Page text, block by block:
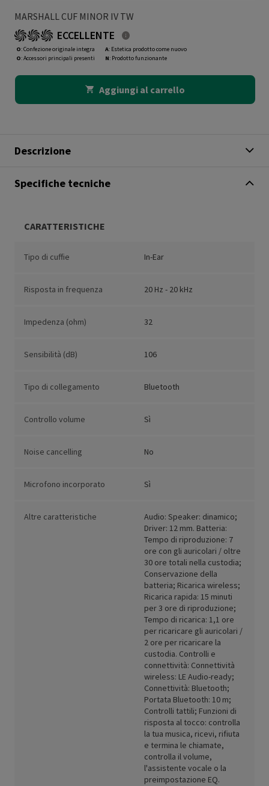
MARSHALL CUF MINOR IV TW
ECCELLENTE
O: Confezione originale integra
O: Accessori principali presenti
A: Estetica prodotto come nuovo
N: Prodotto funzionante
Aggiungi al carrello
Descrizione
Specifiche tecniche
CARATTERISTICHE
Tipo di cuffie In-Ear
Risposta in frequenza 20 Hz - 20 kHz
Impedenza (ohm) 32
Sensibilità (dB) 106
Tipo di collegamento Bluetooth
Controllo volume Sì
Noise cancelling No
Microfono incorporato Sì
Altre caratteristiche
Audio: Speaker: dinamico;
Driver: 12 mm. Batteria:
Tempo di riproduzione: 7
ore con gli auricolari / oltre
30 ore totali nella custodia;
Conservazione della
batteria; Ricarica wireless;
Ricarica rapida: 15 minuti
per 3 ore di riproduzione;
Tempo di ricarica: 1,1 ore
per ricaricare gli auricolari /
2 ore per ricaricare la
custodia. Controlli e
connettività: Connettività
wireless: LE Audio-ready;
Connettività: Bluetooth;
Portata Bluetooth: 10 m;
Controlli tattili; Funzioni di
risposta al tocco: controlla
la tua musica, ricevi, rifiuta
e termina le chiamate,
controlla il volume,
l'assistente vocale o la
preimpostazione EQ.